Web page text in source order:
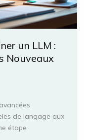
un LLM :
Nouveaux
de langage aux
étape